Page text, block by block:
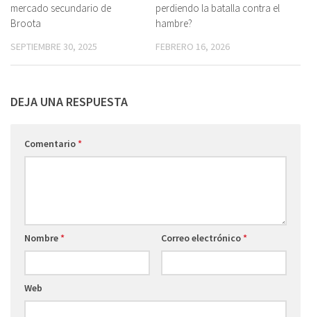
mercado secundario de
Broota
SEPTIEMBRE 30, 2025
perdiendo la batalla contra el
hambre?
FEBRERO 16, 2026
DEJA UNA RESPUESTA
Comentario*
Nombre* Correo electrónico*
Web